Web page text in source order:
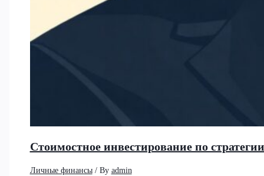
Стоимостное инвестирование по
Личные финансы/ By admin